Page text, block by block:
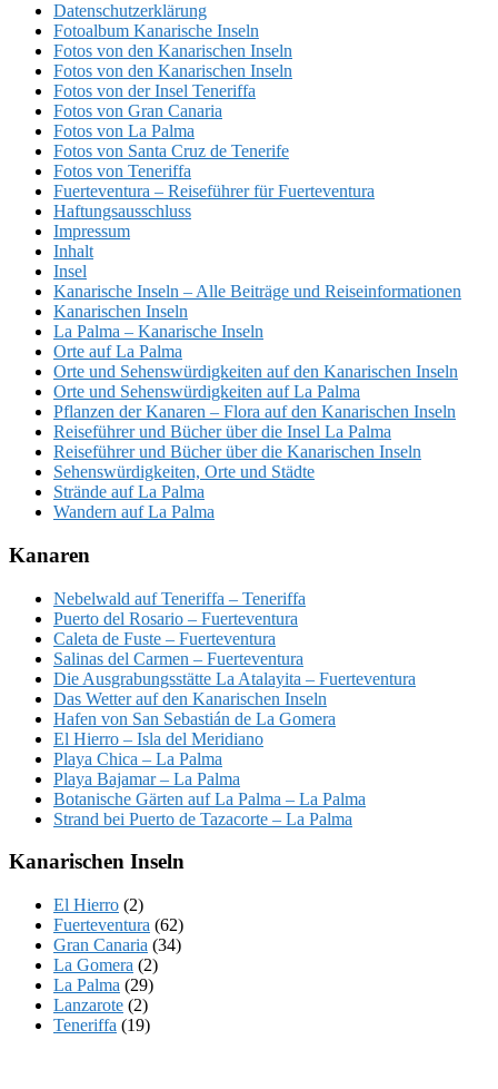
Datenschutzerklärung
Fotoalbum Kanarische Inseln
Fotos von den Kanarischen Inseln
Fotos von den Kanarischen Inseln
Fotos von der Insel Teneriffa
Fotos von Gran Canaria
Fotos von La Palma
Fotos von Santa Cruz de Tenerife
Fotos von Teneriffa
Fuerteventura – Reiseführer für Fuerteventura
Haftungsausschluss
Impressum
Inhalt
Insel
Kanarische Inseln – Alle Beiträge und Reiseinformationen
Kanarischen Inseln
La Palma – Kanarische Inseln
Orte auf La Palma
Orte und Sehenswürdigkeiten auf den Kanarischen Inseln
Orte und Sehenswürdigkeiten auf La Palma
Pflanzen der Kanaren – Flora auf den Kanarischen Inseln
Reiseführer und Bücher über die Insel La Palma
Reiseführer und Bücher über die Kanarischen Inseln
Sehenswürdigkeiten, Orte und Städte
Strände auf La Palma
Wandern auf La Palma
Kanaren
Nebelwald auf Teneriffa – Teneriffa
Puerto del Rosario – Fuerteventura
Caleta de Fuste – Fuerteventura
Salinas del Carmen – Fuerteventura
Die Ausgrabungsstätte La Atalayita – Fuerteventura
Das Wetter auf den Kanarischen Inseln
Hafen von San Sebastián de La Gomera
El Hierro – Isla del Meridiano
Playa Chica – La Palma
Playa Bajamar – La Palma
Botanische Gärten auf La Palma – La Palma
Strand bei Puerto de Tazacorte – La Palma
Kanarischen Inseln
El Hierro (2)
Fuerteventura (62)
Gran Canaria (34)
La Gomera (2)
La Palma (29)
Lanzarote (2)
Teneriffa (19)